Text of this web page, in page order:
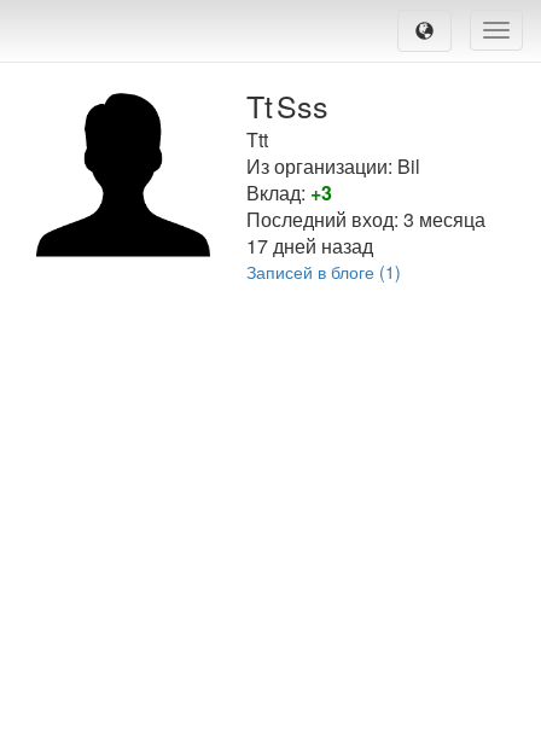
Toggle
TtSss
Ttt
Из организации: Bil
Вклад: +3
Последний вход:3 месяца
17 дней назад
Записей в блоге (1)